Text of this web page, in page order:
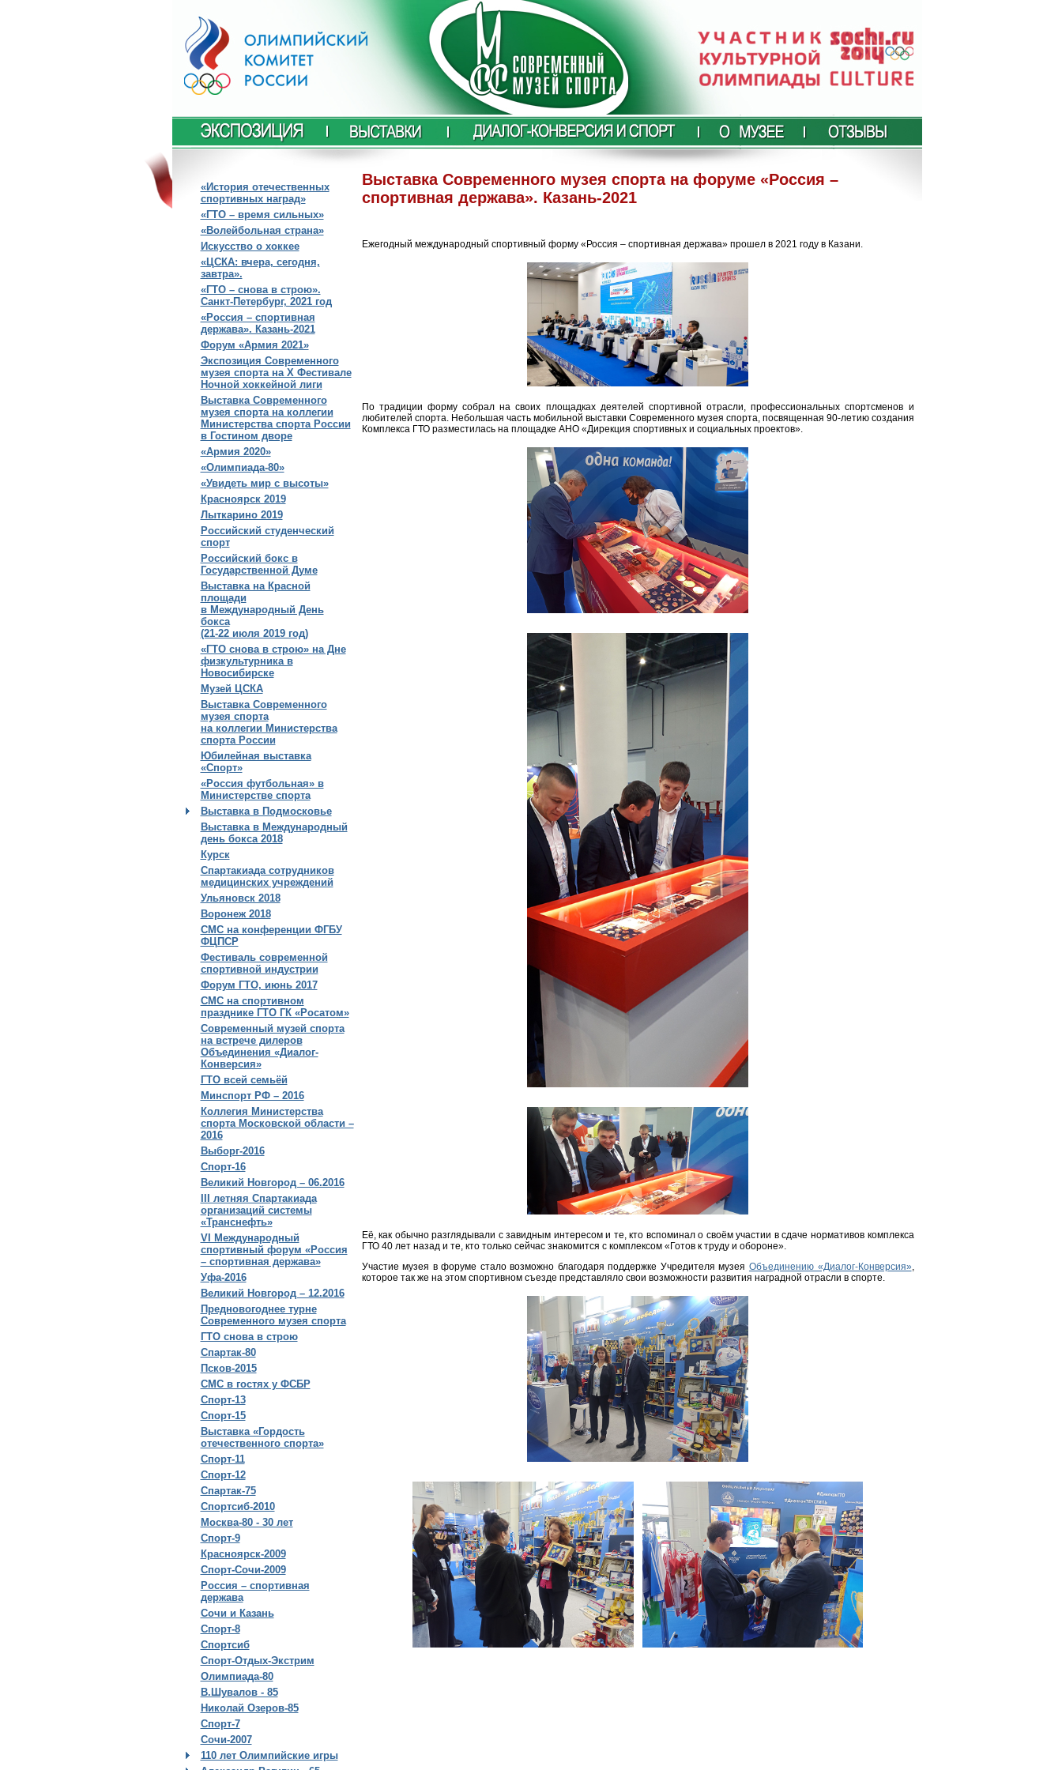
«История отечественных
спортивных наград»
«ГТО – время сильных»
«Волейбольная страна»
Искусство о хоккее
«ЦСКА: вчера, сегодня,
завтра».
«ГТО – снова в строю».
Санкт-Петербург, 2021 год
«Россия – спортивная
держава». Казань-2021
Форум «Армия 2021»
Экспозиция Современного
музея спорта на X Фестивале
Ночной хоккейной лиги
Выставка Современного
музея спорта на коллегии
Министерства спорта России
в Гостином дворе
«Армия 2020»
«Олимпиада-80»
«Увидеть мир с высоты»
Красноярск 2019
Лыткарино 2019
Российский студенческий
спорт
Российский бокс в
Государственной Думе
Выставка на Красной
площади
в Международный День
бокса
(21-22 июля 2019 год)
«ГТО снова в строю» на Дне
физкультурника в
Новосибирске
Музей ЦСКА
Выставка Современного
музея спорта
на коллегии Министерства
спорта России
Юбилейная выставка
«Спорт»
«Россия футбольная» в
Министерстве спорта
Выставка в Подмосковье
Выставка в Международный
день бокса 2018
Курск
Спартакиада сотрудников
медицинских учреждений
Ульяновск 2018
Воронеж 2018
СМС на конференции ФГБУ
ФЦПСР
Фестиваль современной
спортивной индустрии
Форум ГТО, июнь 2017
СМС на спортивном
празднике ГТО ГК «Росатом»
Современный музей спорта
на встрече дилеров
Объединения «Диалог-
Конверсия»
ГТО всей семьёй
Минспорт РФ – 2016
Коллегия Министерства
спорта Московской области –
2016
Выборг-2016
Спорт-16
Великий Новгород – 06.2016
III летняя Спартакиада
организаций системы
«Транснефть»
VI Международный
спортивный форум «Россия
– спортивная держава»
Уфа-2016
Великий Новгород – 12.2016
Предновогоднее турне
Современного музея спорта
ГТО снова в строю
Спартак-80
Псков-2015
СМС в гостях у ФСБР
Спорт-13
Спорт-15
Выставка «Гордость
отечественного спорта»
Спорт-11
Спорт-12
Спартак-75
Спортсиб-2010
Москва-80 - 30 лет
Спорт-9
Красноярск-2009
Спорт-Сочи-2009
Россия – спортивная
держава
Сочи и Казань
Спорт-8
Спортсиб
Спорт-Отдых-Экстрим
Олимпиада-80
В.Шувалов - 85
Николай Озеров-85
Спорт-7
Сочи-2007
110 лет Олимпийские игры
Выставка Современного музея спорта на форуме «Россия –
спортивная держава». Казань-2021
Ежегодный международный спортивный форму «Россия – спортивная держава» прошел в 2021 году в Казани.
По традиции форму собрал на своих площадках деятелей спортивной отрасли, профессиональных спортсменов и
любителей спорта. Небольшая часть мобильной выставки Современного музея спорта, посвященная 90-летию создания
Комплекса ГТО разместилась на площадке АНО «Дирекция спортивных и социальных проектов».
Её, как обычно разглядывали с завидным интересом и те, кто вспоминал о своём участии в сдаче нормативов комплекса
ГТО 40 лет назад и те, кто только сейчас знакомится с комплексом «Готов к труду и обороне».
Участие музея в форуме стало возможно благодаря поддержке Учредителя музея Объединению «Диалог-Конверсия»,
которое так же на этом спортивном съезде представляло свои возможности развития наградной отрасли в спорте.